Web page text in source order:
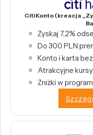
CitiKonto (kreacja
Zyskaj 7,2%
Do 300 PLN
Konto i karta
Atrakcyjne
Zniżki w